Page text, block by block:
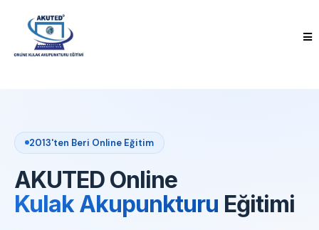
2013'ten Beri Online Eğitim
AKUTED Online
Kulak Akupunkturu Eğitimi